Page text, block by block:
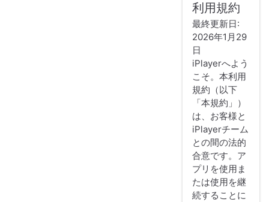
利用規約
最終更新日:
2026年1月29
日
iPlayerへよう
こそ。本利用
規約（以下
「本規約」）
は、お客様と
iPlayerチーム
との間の法的
合意です。ア
プリを使用ま
たは使用を継
続することに